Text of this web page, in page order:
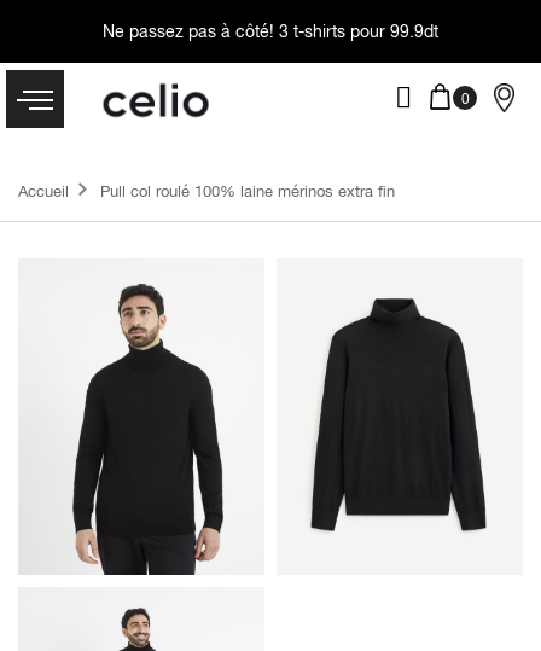
Ne passez pas à côté! 3 t-shirts pour 99.9dt
Accueil Pull col roulé 100% laine mérinos extra fin